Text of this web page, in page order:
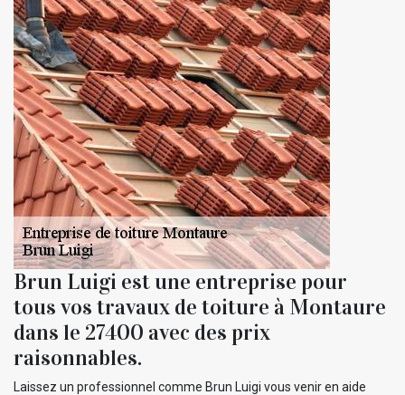
Brun Luigi est une entreprise pour
tous vos travaux de toiture à Montaure
dans le 27400 avec des prix
raisonnables.
Laissez un professionnel comme Brun Luigi vous venir en aide